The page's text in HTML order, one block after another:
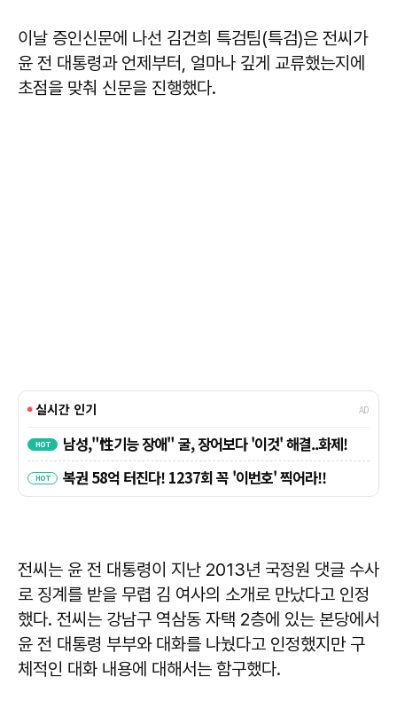
이날 증인신문에 나선 김건희 특검팀(특검)은 전씨가
윤 전 대통령과 언제부터, 얼마나 깊게 교류했는지에
초점을 맞춰 신문을 진행했다.
전씨는 윤 전 대통령이 지난 2013년 국정원 댓글 수사
로 징계를 받을 무렵 김 여사의 소개로 만났다고 인정
했다. 전씨는 강남구 역삼동 자택 2층에 있는 본당에서
윤 전 대통령 부부와 대화를 나눴다고 인정했지만 구
체적인 대화 내용에 대해서는 함구했다.